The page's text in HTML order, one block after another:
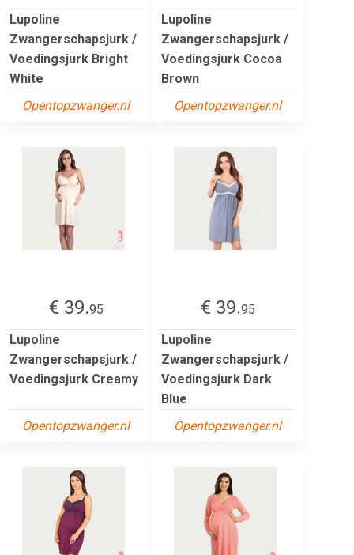
Lupoline
Zwangerschapsjurk /
Voedingsjurk Bright
White
Opentopzwanger.nl
Lupoline
Zwangerschapsjurk /
Voedingsjurk Cocoa
Brown
Opentopzwanger.nl
€ 39.95
Lupoline
Zwangerschapsjurk /
Voedingsjurk Creamy
Opentopzwanger.nl
€ 39.95
Lupoline
Zwangerschapsjurk /
Voedingsjurk Dark
Blue
Opentopzwanger.nl